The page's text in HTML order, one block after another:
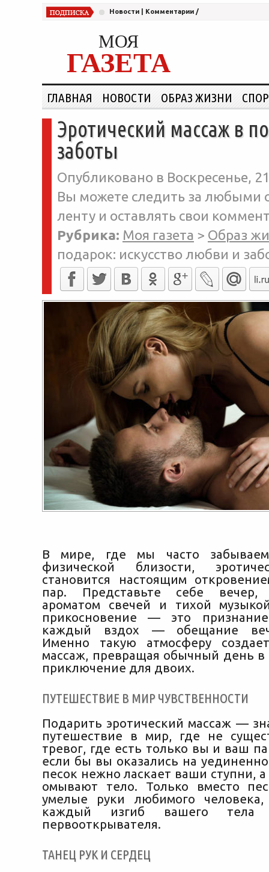
Новости Комментарии /
МОЯ
ГАЗЕТА
ГЛАВНАЯ НОВОСТИ ОБРАЗ ЖИЗНИ
Эротический массаж в
заботы
Опубликовано в Воскресенье,
Вы можете следить за любыми
ленту и оставлять свои
Рубрика: Моя газета > Образ
подарок: искусство любви и
В мире, где мы часто
физической близости,
становится настоящим
пар. Представьте себе вечер,
ароматом свечей и тихой
прикосновение — это
каждый вздох — обещание
Именно такую атмосферу
массаж, превращая обычный день в
приключение для двоих.
ПУТЕШЕСТВИЕ В МИР ЧУВСТВЕННОСТИ
Подарить эротический массаж —
путешествие в мир, где не
тревог, где есть только вы и ваш
если бы вы оказались на
песок нежно ласкает ваши ступни,
омывают тело. Только вместо
умелые руки любимого
каждый изгиб вашего тела
первооткрывателя.
ТАНЕЦ РУК И СЕРДЕЦ